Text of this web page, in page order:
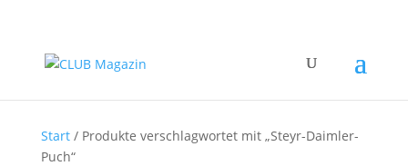
Start/ Produkte verschlagwortet mit „Steyr-Daimler-
Puch“